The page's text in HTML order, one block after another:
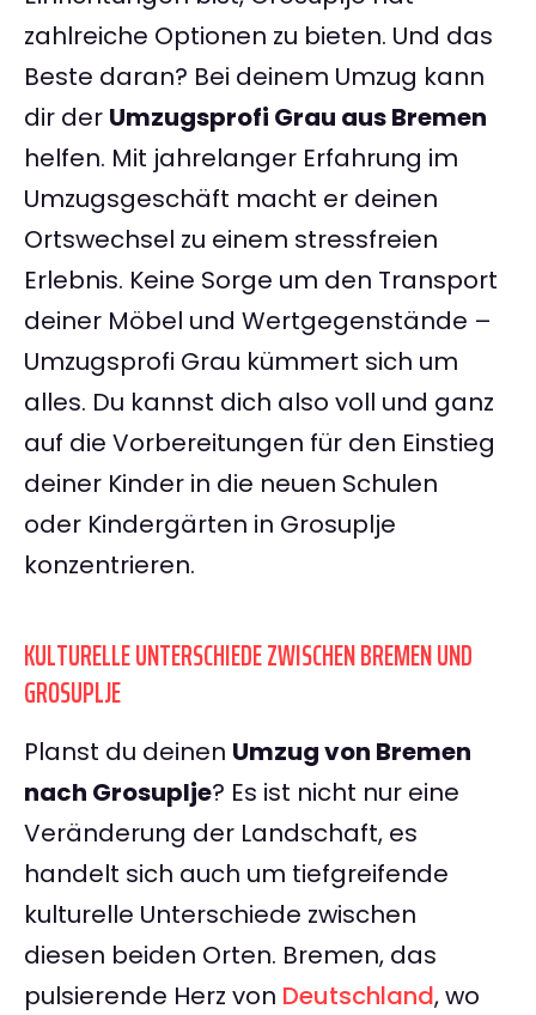
zahlreiche Optionen zu bieten. Und das
Beste daran? Bei deinem Umzug kann
dir der Umzugsprofi Grau aus Bremen
helfen. Mit jahrelanger Erfahrung im
Umzugsgeschäft macht er deinen
Ortswechsel zu einem stressfreien
Erlebnis. Keine Sorge um den Transport
deiner Möbel und Wertgegenstände –
Umzugsprofi Grau kümmert sich um
alles. Du kannst dich also voll und ganz
auf die Vorbereitungen für den Einstieg
deiner Kinder in die neuen Schulen
oder Kindergärten in Grosuplje
konzentrieren.
KULTURELLE UNTERSCHIEDE ZWISCHEN BREMEN UND
GROSUPLJE
Planst du deinen Umzug von Bremen
nach Grosuplje? Es ist nicht nur eine
Veränderung der Landschaft, es
handelt sich auch um tiefgreifende
kulturelle Unterschiede zwischen
diesen beiden Orten. Bremen, das
pulsierende Herz von Deutschland, wo